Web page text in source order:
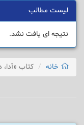
لیست مطالب
نتیجه ای یافت نشد.
خانه کتاب